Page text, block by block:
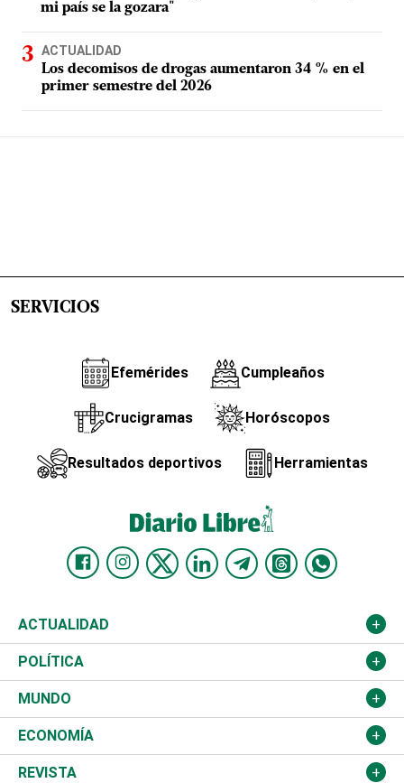
mi país se la gozara"
ACTUALIDAD
Los decomisos de drogas aumentaron 34 % en el
primer semestre del 2026
SERVICIOS
Efemérides Cumpleaños
Crucigramas Horóscopos
Resultados deportivos Herramientas
ACTUALIDAD
Nacional
Ciudad
Educación
Salud
POLÍTICA
Partidos
JCE
TSE
MUNDO
Estados Unidos
América Latina
ECONOMÍA
Finanzas
REVISTA